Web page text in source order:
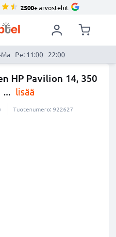
2500+arvostelut
·Ma - Pe: 11:00 - 22:00
HP Pavilion 14, 350
... lisää
Tuotenumero: 922627